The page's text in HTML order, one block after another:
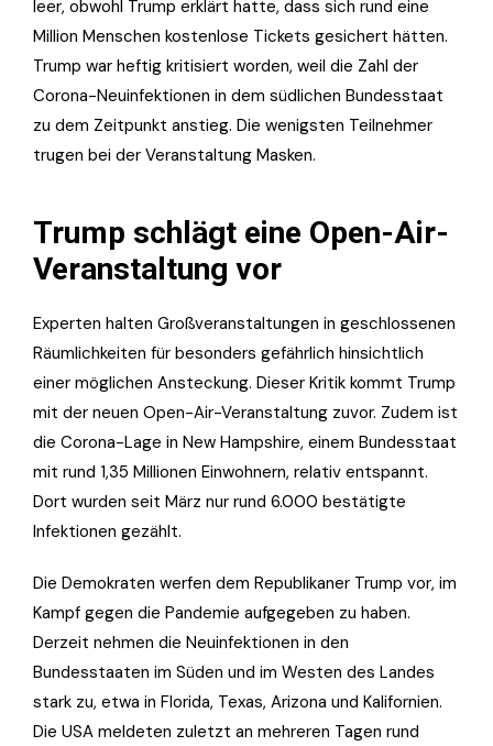
leer, obwohl Trump erklärt hatte, dass sich rund eine
Million Menschen kostenlose Tickets gesichert hätten.
Trump war heftig kritisiert worden, weil die Zahl der
Corona-Neuinfektionen in dem südlichen Bundesstaat
zu dem Zeitpunkt anstieg. Die wenigsten Teilnehmer
trugen bei der Veranstaltung Masken.
Trump schlägt eine Open-Air-
Veranstaltung vor
Experten halten Großveranstaltungen in geschlossenen
Räumlichkeiten für besonders gefährlich hinsichtlich
einer möglichen Ansteckung. Dieser Kritik kommt Trump
mit der neuen Open-Air-Veranstaltung zuvor. Zudem ist
die Corona-Lage in New Hampshire, einem Bundesstaat
mit rund 1,35 Millionen Einwohnern, relativ entspannt.
Dort wurden seit März nur rund 6.000 bestätigte
Infektionen gezählt.
Die Demokraten werfen dem Republikaner Trump vor, im
Kampf gegen die Pandemie aufgegeben zu haben.
Derzeit nehmen die Neuinfektionen in den
Bundesstaaten im Süden und im Westen des Landes
stark zu, etwa in Florida, Texas, Arizona und Kalifornien.
Die USA meldeten zuletzt an mehreren Tagen rund